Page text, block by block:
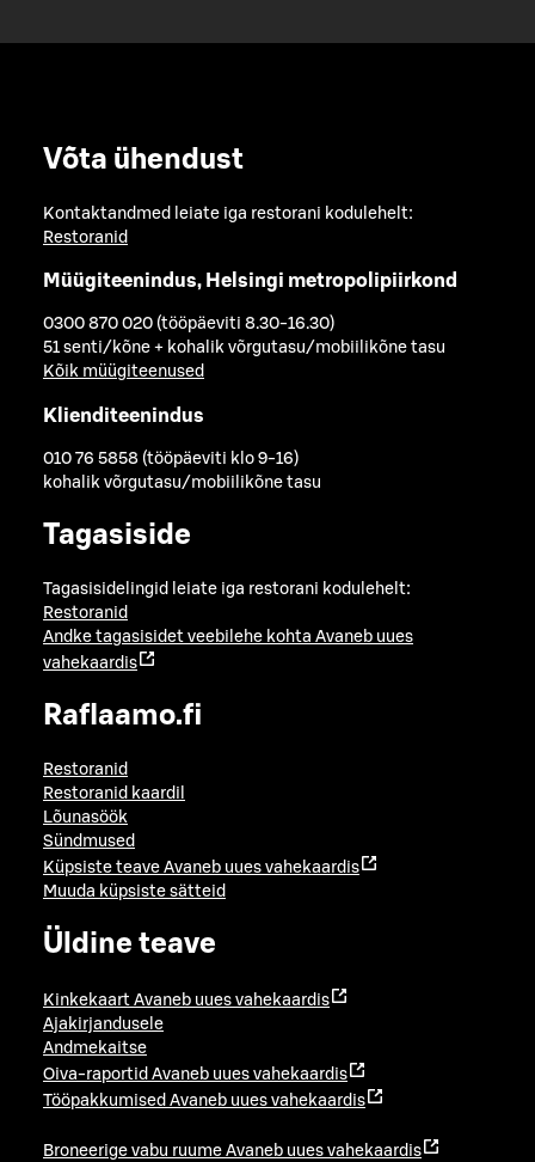
Võta ühendust
Kontaktandmed leiate iga restorani kodulehelt:
Restoranid
Müügiteenindus, Helsingi metropolipiirkond
0300 870 020 (tööpäeviti 8.30-16.30)
51 senti/kõne + kohalik võrgutasu/mobiilikõne tasu
Kõik müügiteenused
Klienditeenindus
010 76 5858 (tööpäeviti klo 9-16)
kohalik võrgutasu/mobiilikõne tasu
Tagasiside
Tagasisidelingid leiate iga restorani kodulehelt:
Restoranid
Andke tagasisidet veebilehe kohta Avaneb uues
vahekaardis
Raflaamo.fi
Restoranid
Restoranid kaardil
Lõunasöök
Sündmused
Küpsiste teave Avaneb uues vahekaardis
Muuda küpsiste sätteid
Üldine teave
Kinkekaart Avaneb uues vahekaardis
Ajakirjandusele
Andmekaitse
Oiva-raportid Avaneb uues vahekaardis
Tööpakkumised Avaneb uues vahekaardis
Broneerige vabu ruume Avaneb uues vahekaardis